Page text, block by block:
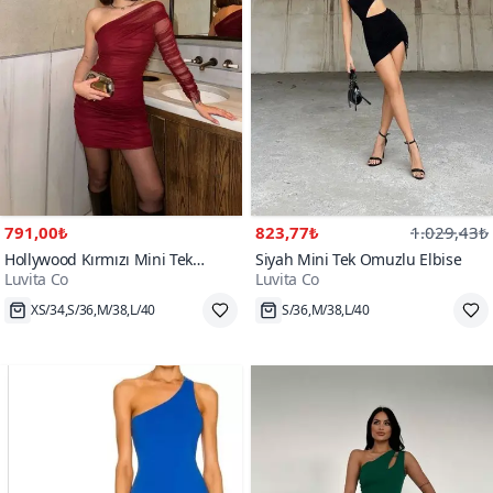
791,00₺
Hollywood Kırmızı Mini Tek
Omuzlu Madonna Tül Elbise
Luvita Co
XS/34,S/36,M/38,L/40
823,77₺ 1.029,43₺
Siyah Mini Tek Omuzlu Elbise
Luvita Co
S/36,M/38,L/40